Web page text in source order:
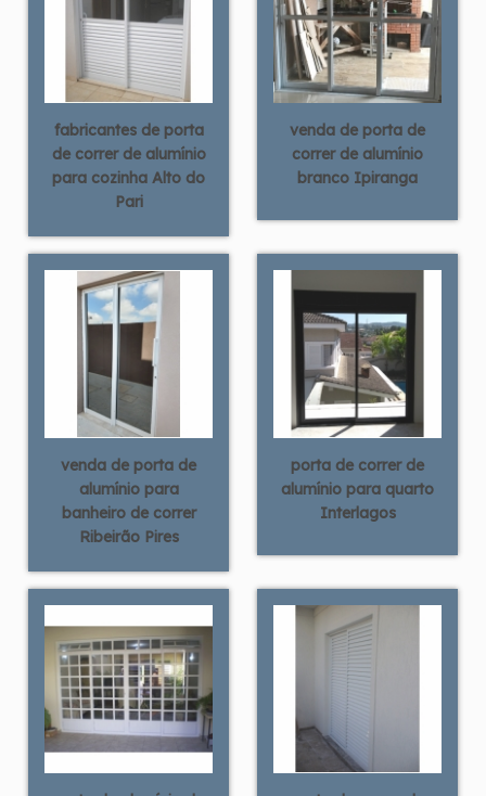
fabricantes de porta
de correr de alumínio
para cozinha Alto do
Pari
venda de porta de
correr de alumínio
branco Ipiranga
venda de porta de
alumínio para
banheiro de correr
Ribeirão Pires
porta de correr de
alumínio para quarto
Interlagos